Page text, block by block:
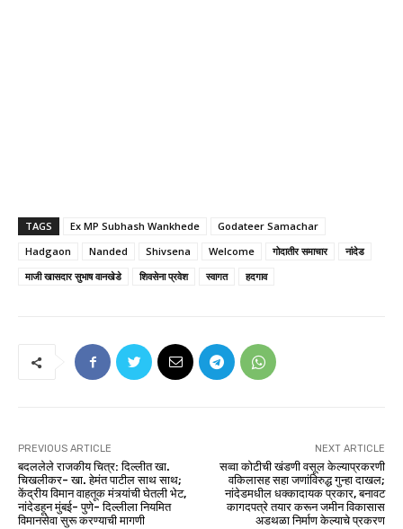
TAGS Ex MP Subhash Wankhede
Godateer Samachar
Hadgaon
Nanded Shivsena Welcome गोदातीर समाचार
नांदेड
माजी खासदार सुभाष वानखेडे
शिवसेना प्रवेश स्वागत हदगाव
PREVIOUS ARTICLE
बदललेले राजकीय चित्र: दिल्लीत खा.
चिखलीकर- खा. हेमंत पाटील साथ साथ;
केंद्रीय विमान वाहतूक मंत्र्यांची घेतली भेट,
नांदेडहून मुंबई- पुणे- दिल्लीला नियमित
विमानसेवा सुरू करण्याची मागणी
NEXT ARTICLE
सव्वा कोटीची खंडणी वसूल केल्याप्रकरणी
वकिलासह सहा जणांविरुद्ध गुन्हा दाखल;
नांदेडमधील धक्कादायक प्रकार, बनावट
कागदपत्रे तयार करून जमीन विकासास
अडथळा निर्माण केल्याचे प्रकरण